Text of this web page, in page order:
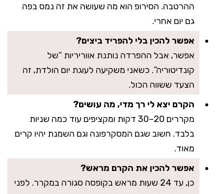
ההרטבה. הסירופ הוא מה שעושה את זה נמס בפה
גם יום אחרי.
אפשר להכין בלי להפריד ביצים?
אפשר, אבל ההפרדה נותנת אווריריות “של
קונדיטוריה”. כשאני משקיעה לעוגת יום הולדת, זה
הצעד ששווה הכול.
הקרם יצא לי רך מדי, מה עושים?
מקררים 20–30 דקות ומקציפים עוד כמה שניות
בלבד. חשוב שגם המסקרפונה וגם השמנת יהיו קרים
מאוד.
אפשר להכין את הקרם מראש?
כן, עד 24 שעות מראש בקופסה סגורה במקרר. לפני